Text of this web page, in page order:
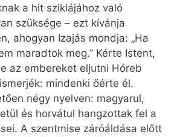
a hit sziklájához való
szüksége – ezt kívánja
ahogyan Izajás mondja: „Ha
maradtok meg.” Kérte Istent,
az embereket eljutni Hóreb
mindenki őérte él.
négy nyelven: magyarul,
és horvátul hangzottak fel a
A szentmise záróáldása előtt